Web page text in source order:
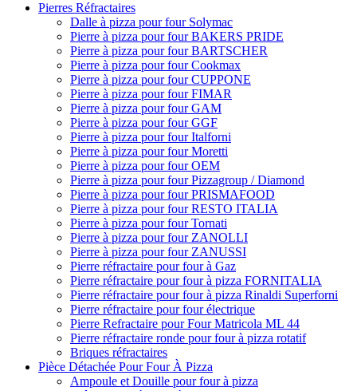
Pierres Réfractaires
Dalle à pizza pour four Solymac
Pierre à pizza pour four BAKERS PRIDE
Pierre à pizza pour four BARTSCHER
Pierre à pizza pour four Cookmax
Pierre à pizza pour four CUPPONE
Pierre à pizza pour four FIMAR
Pierre à pizza pour four GAM
Pierre à pizza pour four GGF
Pierre à pizza pour four Italforni
Pierre à pizza pour four Moretti
Pierre à pizza pour four OEM
Pierre à pizza pour four Pizzagroup / Diamond
Pierre à pizza pour four PRISMAFOOD
Pierre à pizza pour four RESTO ITALIA
Pierre à pizza pour four Tornati
Pierre à pizza pour four ZANOLLI
Pierre à pizza pour four ZANUSSI
Pierre réfractaire pour four à Gaz
Pierre réfractaire pour four à pizza FORNITALIA
Pierre réfractaire pour four à pizza Rinaldi Superforni
Pierre réfractaire pour four électrique
Pierre Refractaire pour Four Matricola ML 44
Pierre réfractaire ronde pour four à pizza rotatif
Briques réfractaires
Pièce Détachée Pour Four À Pizza
Ampoule et Douille pour four à pizza